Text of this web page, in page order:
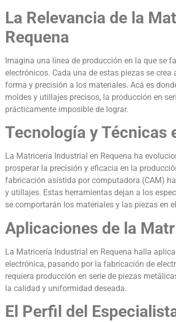
La Relevancia de la
Requena
Imagina una línea de producción en la que se
electrónicos. Cada una de estas piezas se
forma y precisión a los materiales. Acá es
moldes y utillajes precisos, la producción en
prácticamente imposible de lograr.
Tecnología y Técnicas
La Matricería Industrial en Requena ha
prosperar la precisión y eficacia en la
fabricación asistida por computadora (CAM)
y utillajes. Estas herramientas dejan a los
se comportarán los materiales y las piezas en
Aplicaciones de la
La Matricería Industrial en Requena halla
electrónica, pasando por la fabricación de
requiera producción en serie de piezas
la calidad y uniformidad deseada.
El Perfil del